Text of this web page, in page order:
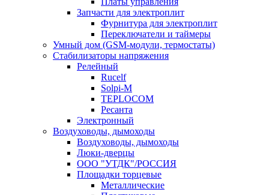
Запчасти для электроплит
Фурнитура для электроплит
Переключатели и таймеры
Умный дом (GSM-модули, термостаты)
Cтабилизаторы напряжения
Релейный
Rucelf
Solpi-M
TEPLOCOM
Ресанта
Электронный
Воздуховоды, дымоходы
Воздуховоды, дымоходы
Люки-дверцы
ООО "УТДК"/РОССИЯ
Площадки торцевые
Металлические